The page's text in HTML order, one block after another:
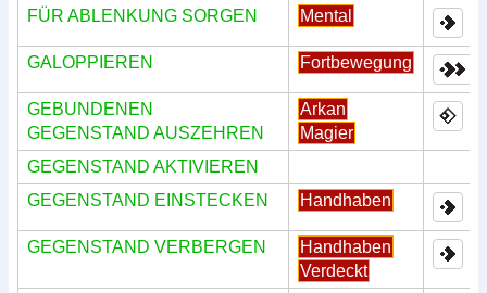
FÜR ABLENKUNG SORGEN Mental
GALOPPIEREN Fortbewegung
GEBUNDENEN
GEGENSTAND AUSZEHREN
Arkan
Magier
GEGENSTAND AKTIVIEREN
GEGENSTAND EINSTECKEN
Handhaben
GEGENSTAND VERBERGEN
Handhaben
Verdeckt